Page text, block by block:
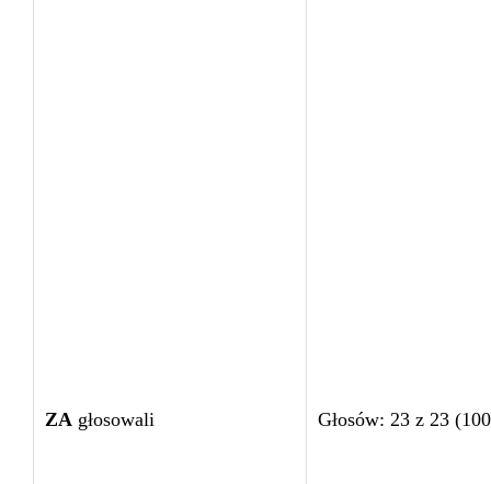
ZA głosowali Głosów: 23 z 23